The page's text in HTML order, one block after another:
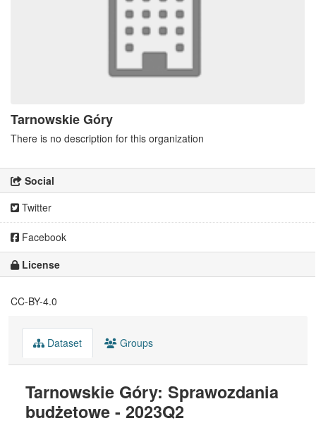
Tarnowskie Góry
There is no description for this organization
Social
Twitter
Facebook
License
CC-BY-4.0
Dataset Groups
Tarnowskie Góry: Sprawozdania
budżetowe - 2023Q2